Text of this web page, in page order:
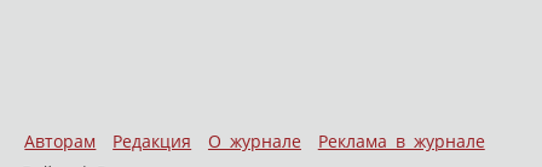
Авторам Редакция О журнале
Реклама в журнале